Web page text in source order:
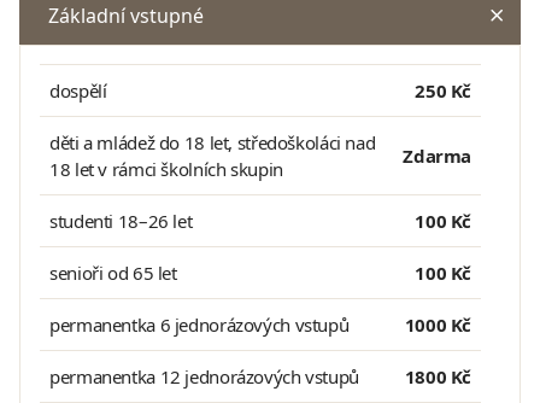
Základní vstupné
dospělí 250 Kč
děti a mládež do 18 let, středoškoláci nad
18 let v rámci školních skupin
Zdarma
studenti 18–26 let 100 Kč
senioři od 65 let 100 Kč
permanentka 6 jednorázových vstupů 1000 Kč
permanentka 12 jednorázových vstupů 1800 Kč